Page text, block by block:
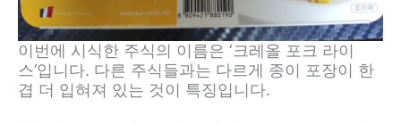
이번에 시식한 주식의 이름은 ‘크레올 포크 라이
스’입니다. 다른 주식들과는 다르게 종이 포장이 한
겹 더 입혀져 있는 것이 특징입니다.